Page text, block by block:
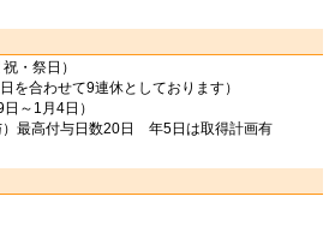
・祭日）
を合わせて9連休としております）
～1月4日）
）最高付与日数20日 年5日は取得計画有